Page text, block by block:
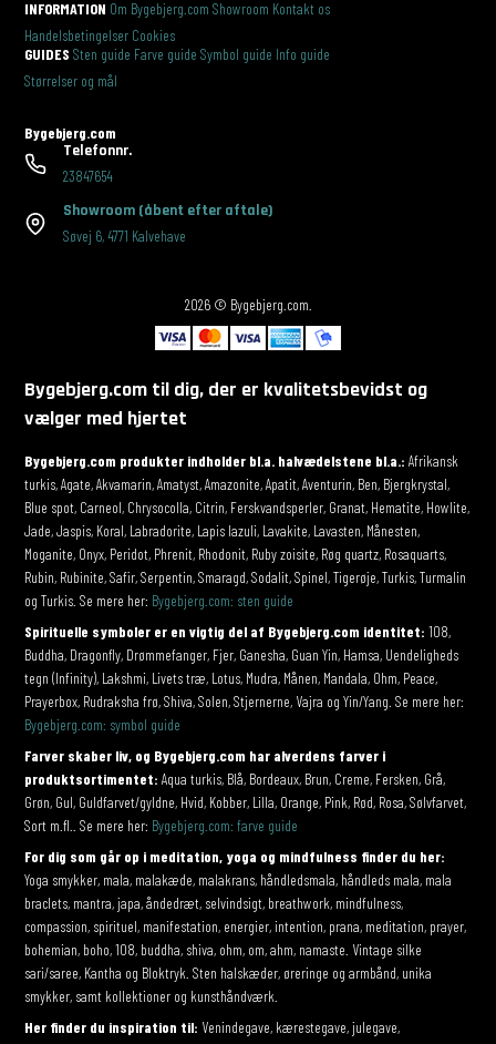
INFORMATION Om Bygebjerg.com Showroom Kontakt os
Handelsbetingelser Cookies
GUIDES Sten guide Farve guide Symbol guide Info guide
Størrelser og mål
Bygebjerg.com
Telefonnr.
23847654
Showroom (åbent efter aftale)
Søvej 6,4771 Kalvehave
2026 © Bygebjerg.com.
Bygebjerg.com til dig, der er kvalitetsbevidst og
vælger med hjertet
Bygebjerg.com produkter indholder bl.a. halvædelstene bl.a.: Afrikansk
turkis, Agate, Akvamarin, Amatyst, Amazonite, Apatit, Aventurin, Ben, Bjergkrystal,
Blue spot, Carneol, Chrysocolla, Citrin, Ferskvandsperler, Granat, Hematite, Howlite,
Jade, Jaspis, Koral, Labradorite, Lapis lazuli, Lavakite, Lavasten, Månesten,
Moganite, Onyx, Peridot, Phrenit, Rhodonit, Ruby zoisite, Røg quartz, Rosaquarts,
Rubin, Rubinite, Safir, Serpentin, Smaragd, Sodalit, Spinel, Tigerøje, Turkis, Turmalin
og Turkis. Se mere her: Bygebjerg.com: sten guide
Spirituelle symboler er en vigtig del af Bygebjerg.com identitet: 108,
Buddha, Dragonfly, Drømmefanger, Fjer, Ganesha, Guan Yin, Hamsa, Uendeligheds
tegn (Infinity), Lakshmi, Livets træ, Lotus, Mudra, Månen, Mandala, Ohm, Peace,
Prayerbox, Rudraksha frø, Shiva, Solen, Stjernerne, Vajra og Yin/Yang. Se mere her:
Bygebjerg.com: symbol guide
Farver skaber liv, og Bygebjerg.com har alverdens farver i
produktsortimentet: Aqua turkis, Blå, Bordeaux, Brun, Creme, Fersken, Grå,
Grøn, Gul, Guldfarvet/gyldne, Hvid, Kobber, Lilla, Orange, Pink, Rød, Rosa, Sølvfarvet,
Sort m.fl.. Se mere her: Bygebjerg.com: farve guide
For dig som går op i meditation, yoga og mindfulness finder du her:
Yoga smykker, mala, malakæde, malakrans, håndledsmala, håndleds mala, mala
braclets, mantra, japa, åndedræt, selvindsigt, breathwork, mindfulness,
compassion, spirituel, manifestation, energier, intention, prana, meditation, prayer,
bohemian, boho, 108, buddha, shiva, ohm, om, ahm, namaste. Vintage silke
sari/saree, Kantha og Bloktryk. Sten halskæder, øreringe og armbånd, unika
smykker, samt kollektioner og kunsthåndværk.
Her finder du inspiration til: Venindegave, kærestegave, julegave,